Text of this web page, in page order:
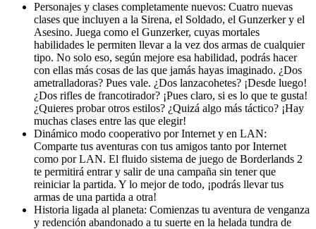
Personajes y clases completamente nuevos: Cuatro nuevas
clases que incluyen a la Sirena, el Soldado, el Gunzerker y el
Asesino. Juega como el Gunzerker, cuyas mortales
habilidades le permiten llevar a la vez dos armas de cualquier
tipo. No solo eso, según mejore esa habilidad, podrás hacer
con ellas más cosas de las que jamás hayas imaginado. ¿Dos
ametralladoras? Pues vale. ¿Dos lanzacohetes? ¡Desde luego!
¿Dos rifles de francotirador? ¡Pues claro, si es lo que te gusta!
¿Quieres probar otros estilos? ¿Quizá algo más táctico? ¡Hay
muchas clases entre las que elegir!
Dinámico modo cooperativo por Internet y en LAN:
Comparte tus aventuras con tus amigos tanto por Internet
como por LAN. El fluido sistema de juego de Borderlands 2
te permitirá entrar y salir de una campaña sin tener que
reiniciar la partida. Y lo mejor de todo, ¡podrás llevar tus
armas de una partida a otra!
Historia ligada al planeta: Comienzas tu aventura de venganza
y redención abandonado a tu suerte en la helada tundra de